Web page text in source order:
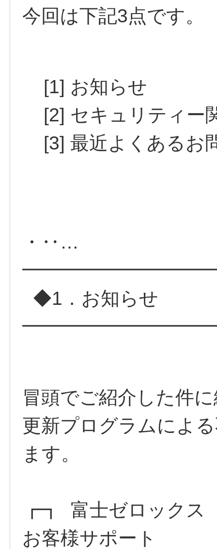
今回は下記3点です。
[1] お知らせ
[2] セキュリティー
[3] 最近よくあるお
・‥…
◆1．お知らせ
冒頭でご紹介した件
更新プログラムによ
ます。
┏┓ 富士ゼロックス
お客様サポート